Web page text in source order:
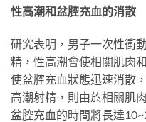
性高潮和盆腔充血的消散
研究表明，男子一次性衝
精，性高潮會使相關肌肉
使盆腔充血狀態迅速消散
高潮射精，則由於相關肌
盆腔充血的時間將長達